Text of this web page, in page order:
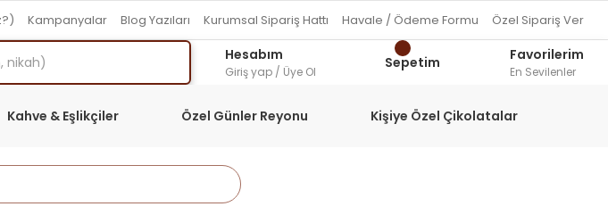
Kampanyalar Blog Yazıları Kurumsal Sipariş Hattı Havale / Ödeme Formu Özel Sipariş Ver
Hesabım
Giriş yap / Üye Ol
Sepetim Favorilerim
En Sevilenler
Kahve & Eşlikçiler Özel Günler Reyonu Kişiye Özel Çikolatalar